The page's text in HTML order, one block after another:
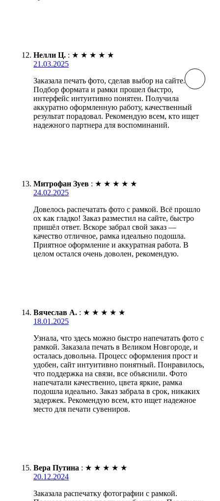
Нелли Ц. : ★ ★ ★ ★ ★
21.03.2025
Заказала печать фото, сделав выбор на сайте.
Подбор формата и рамки прошел быстро,
интерфейс интуитивно понятен. Получила
аккуратно оформленную работу, качественный
результат порадовал. Рекомендую всем, кто ищет
надежного партнера для воспоминаний.
Митрофан Зуев : ★ ★ ★ ★ ★
24.02.2025
Довелось распечатать фото с рамкой. Всё прошло
ох как гладко! Заказ разместил на сайте, быстро
пришёл ответ. Вскоре забрал свой заказ —
качество отличное, рамка идеально подошла.
Приятное оформление и аккуратная работа. В
целом остался очень доволен, рекомендую.
Вячеслав А. : ★ ★ ★ ★ ★
18.01.2025
Узнала, что здесь можно быстро напечатать фото с
рамкой. Заказала печать в Великом Новгороде, и
осталась довольна. Процесс оформления прост и
удобен, сайт интуитивно понятный. Понравилось,
что поддержка на связи, все объяснили. Фото
напечатали качественно, цвета яркие, рамка
подошла идеально. Заказ забрала в срок, никаких
задержек. Рекомендую всем, кто ищет надежное
место для печати сувениров.
Вера Путина : ★ ★ ★ ★ ★
20.12.2024
Заказала распечатку фотографии с рамкой.